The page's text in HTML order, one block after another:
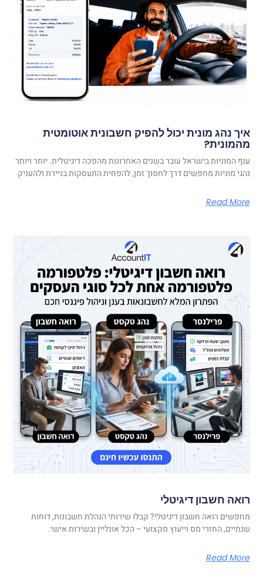
איך נהג מונית יכול להפיק חשבונית אוטומטית
מהמונית?
ענף המוניות בישראל עובר בשנים האחרונות מהפכה דיגיטלית. יותר ויותר
נהגי מוניות מחפשים דרך לחסוך זמן, להפחית התעסקות בניירת ולהעניק
Read More
רואה חשבון דיגיטלי
מחפשים רואה חשבון דיגיטלי? קבלו שירותי הנהלת חשבונות, דוחות
שנתיים, החזרי מס וייעוץ מקצועי – הכל אונליין ובשירות אישי.
Read More